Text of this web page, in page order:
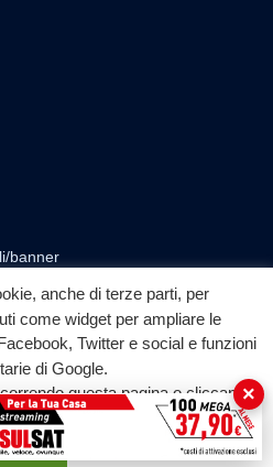
banner
◎ ▶
YouTube
Tutti i diritti riservati
anche di terze parti, per
come widget per ampliare le
Twitter e social e funzioni
di Google.
questa pagina o cliccando
acconsenti all'uso dei cookie.
Accetta
×